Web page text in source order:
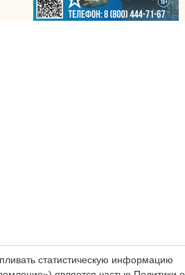
статистическую информацию